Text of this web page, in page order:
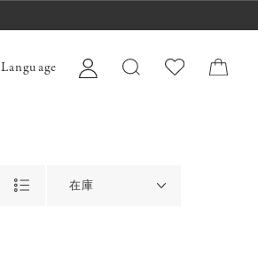
Language
在庫